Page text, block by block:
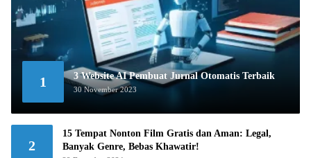
1 3 Website AI Pembuat Jurnal Otomatis Terbaik
30 November 2023
2
15 Tempat Nonton Film Gratis dan Aman: Legal,
Banyak Genre, Bebas Khawatir!